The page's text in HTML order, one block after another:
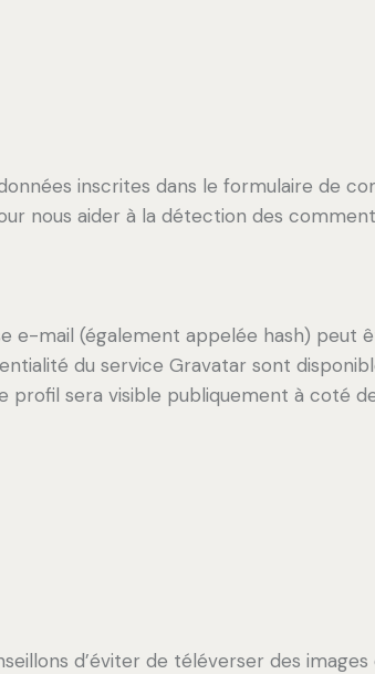
inscrites dans le formulaire de
nous aider à la détection des
e-mail (également appelée hash) peut
du service Gravatar sont
sera visible publiquement à coté
d’éviter de téléverser des